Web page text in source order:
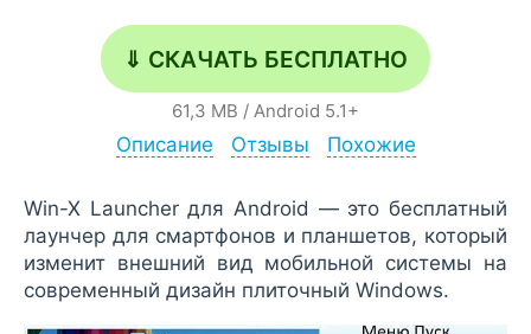
⇓ СКАЧАТЬ БЕСПЛАТНО
61,3 MB / Android 5.1+
Описание Отзывы Похожие
Win-X Launcher для Android — это бесплатный
лаунчер для смартфонов и планшетов, который
изменит внешний вид мобильной системы на
современный дизайн плиточный Windows.